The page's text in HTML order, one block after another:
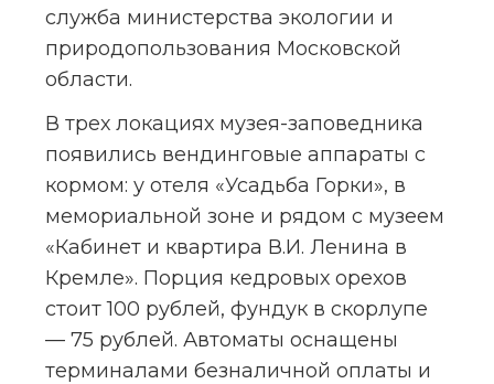
служба министерства экологии и
природопользования Московской
области.
В трех локациях музея-заповедника
появились вендинговые аппараты с
кормом: у отеля «Усадьба Горки», в
мемориальной зоне и рядом с музеем
«Кабинет и квартира В.И. Ленина в
Кремле». Порция кедровых орехов
стоит 100 рублей, фундук в скорлупе
— 75 рублей. Автоматы оснащены
терминалами безналичной оплаты и